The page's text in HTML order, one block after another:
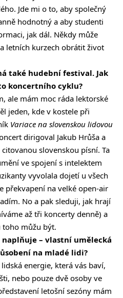
Jde mi o to, aby společný
hodnotný a aby studenti
jak dál. Někdy může
letních kurzech obrátit život
také hudební festival. Jak
koncertního cyklu?
ale mám moc ráda lektorské
jeden, kde v kostele při
Variace na slovenskou lidovou
dirigoval Jakub Hrůša a
slovenskou písní. Ta
ve spojení s intelektem
vyvolala dojetí u všech
překvapení na velké open-air
No a pak sleduji, jak hrají
až tři koncerty denně) a
toho můžu být.
naplňuje – vlastní umělecká
na mladé lidi?
energie, která vás baví,
nebo pouze dvě osoby ve
letošní sezóny mám